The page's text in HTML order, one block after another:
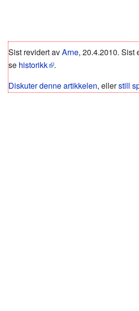
Sist revidert avArne, 20.4.2010. Sist
se historikk
.
Diskuter denne artikkelen, ellerstill